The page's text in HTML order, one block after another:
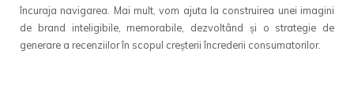
încuraja navigarea. Mai mult, vom ajuta la construirea unei imagini
de brand inteligibile, memorabile, dezvoltând şi o strategie de
generare a recenziilor în scopul creşterii încrederii consumatorilor.